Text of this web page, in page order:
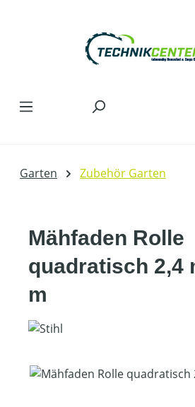
Garten Zubehör Garten
Mähfaden Rolle
quadratisch 2,4
m
Bildergalerie überspringen